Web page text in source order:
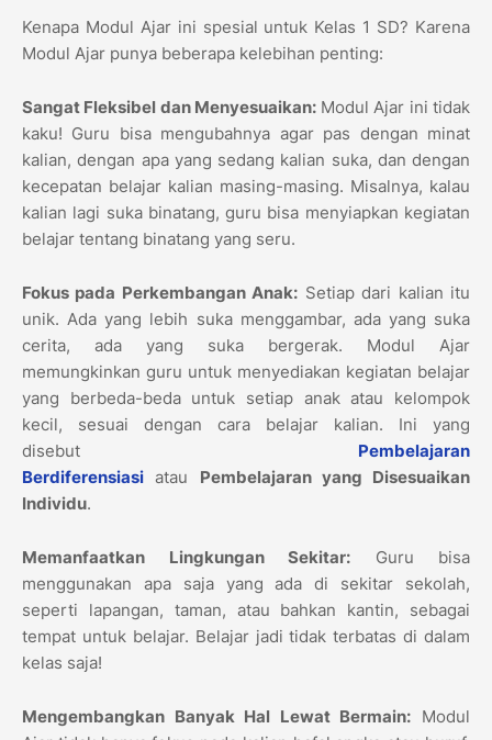
Kenapa Modul Ajar ini spesial untuk Kelas 1 SD? Karena
Modul Ajar punya beberapa kelebihan penting:
Sangat Fleksibel dan Menyesuaikan:Modul Ajar ini tidak
kaku! Guru bisa mengubahnya agar pas dengan minat
kalian, dengan apa yang sedang kalian suka, dan dengan
kecepatan belajar kalian masing-masing. Misalnya, kalau
kalian lagi suka binatang, guru bisa menyiapkan kegiatan
belajar tentang binatang yang seru.
Fokus pada Perkembangan Anak: Setiap dari kalian itu
unik. Ada yang lebih suka menggambar, ada yang suka
cerita, ada yang suka bergerak. Modul Ajar
memungkinkan guru untuk menyediakan kegiatan belajar
yang berbeda-beda untuk setiap anak atau kelompok
kecil, sesuai dengan cara belajar kalian. Ini yang
disebut Pembelajaran
Berdiferensiasi atau Pembelajaran yang Disesuaikan
Individu.
Memanfaatkan Lingkungan Sekitar: Guru bisa
menggunakan apa saja yang ada di sekitar sekolah,
seperti lapangan, taman, atau bahkan kantin, sebagai
tempat untuk belajar. Belajar jadi tidak terbatas di dalam
kelas saja!
Mengembangkan Banyak Hal Lewat Bermain: Modul